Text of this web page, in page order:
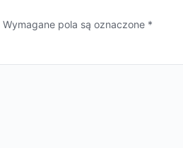
Wymagane pola są oznaczone *